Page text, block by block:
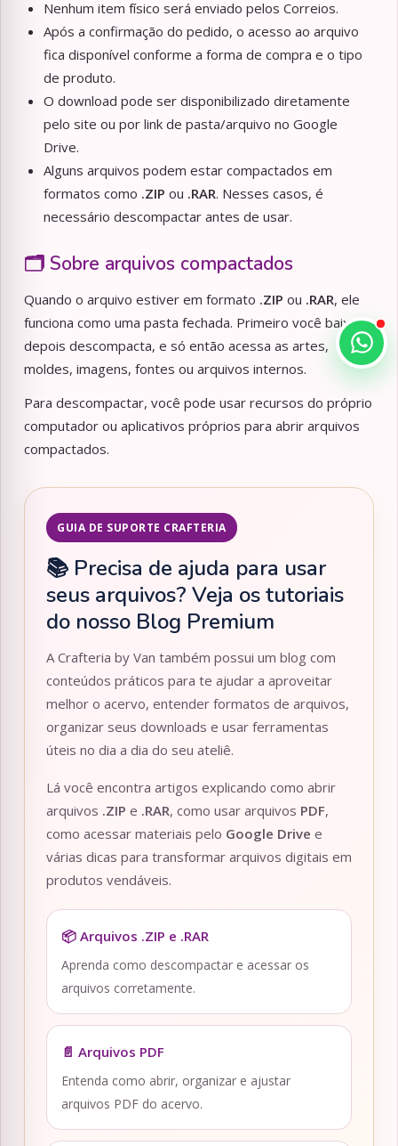
Nenhum item físico será enviado pelos Correios.
Após a confirmação do pedido, o acesso ao arquivo
fica disponível conforme a forma de compra e o tipo
de produto.
O download pode ser disponibilizado diretamente
pelo site ou por link de pasta/arquivo no Google
Drive.
Alguns arquivos podem estar compactados em
formatos como .ZIP ou .RAR. Nesses casos, é
necessário descompactar antes de usar.
🗂️ Sobre arquivos compactados
Quando o arquivo estiver em formato .ZIP ou .RAR, ele
funciona como uma pasta fechada. Primeiro você baixa,
depois descompacta, e só então acessa as artes,
moldes, imagens, fontes ou arquivos internos.
Para descompactar, você pode usar recursos do próprio
computador ou aplicativos próprios para abrir arquivos
compactados.
GUIA DE SUPORTE CRAFTERIA
📚 Precisa de ajuda para usar
seus arquivos? Veja os tutoriais
do nosso Blog Premium
A Crafteria by Van também possui um blog com
conteúdos práticos para te ajudar a aproveitar
melhor o acervo, entender formatos de arquivos,
organizar seus downloads e usar ferramentas
úteis no dia a dia do seu ateliê.
Lá você encontra artigos explicando como abrir
arquivos .ZIP e .RAR, como usar arquivos PDF,
como acessar materiais pelo Google Drive e
várias dicas para transformar arquivos digitais em
produtos vendáveis.
📦 Arquivos .ZIP e .RAR
Aprenda como descompactar e acessar os
arquivos corretamente.
📄 Arquivos PDF
Entenda como abrir, organizar e ajustar
arquivos PDF do acervo.